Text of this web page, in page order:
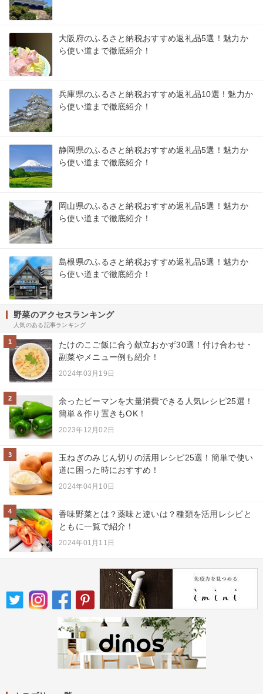
大阪府のふるさと納税おすすめ返礼品5選！魅力か
ら使い道まで徹底紹介！
兵庫県のふるさと納税おすすめ返礼品10選！魅力か
ら使い道まで徹底紹介！
静岡県のふるさと納税おすすめ返礼品5選！魅力か
ら使い道まで徹底紹介！
岡山県のふるさと納税おすすめ返礼品5選！魅力か
ら使い道まで徹底紹介！
島根県のふるさと納税おすすめ返礼品5選！魅力か
ら使い道まで徹底紹介！
野菜のアクセスランキング
人気のある記事ランキング
1
たけのこご飯に合う献立おかず30選！付け合わせ・
副菜やメニュー例も紹介！
2024年03月19日
2
余ったピーマンを大量消費できる人気レシピ25選！
簡単＆作り置きもOK！
2023年12月02日
3
玉ねぎのみじん切りの活用レシピ25選！簡単で使い
道に困った時におすすめ！
2024年04月10日
4
香味野菜とは？薬味と違いは？種類を活用レシピと
ともに一覧で紹介！
2024年01月11日